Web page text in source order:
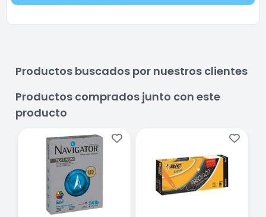
Productos buscados por nuestros clientes
Productos comprados junto con este
producto